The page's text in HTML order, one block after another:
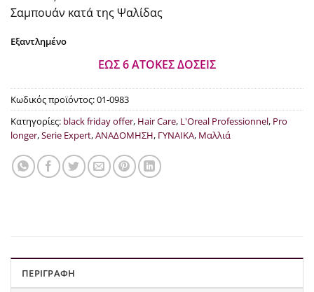
€34.40.
Σαμπουάν κατά της Ψαλίδας
Εξαντλημένο
ΕΩΣ 6 ΑΤΟΚΕΣ ΔΟΣΕΙΣ
Κωδικός προϊόντος:01-0983
Κατηγορίες: black friday offer, Hair Care, L'Oreal Professionnel, Pro
longer,Serie Expert,ΑΝΑΔΟΜΗΣΗ, ΓΥΝΑΙΚΑ, Μαλλιά
ΠΕΡΙΓΡΑΦΉ